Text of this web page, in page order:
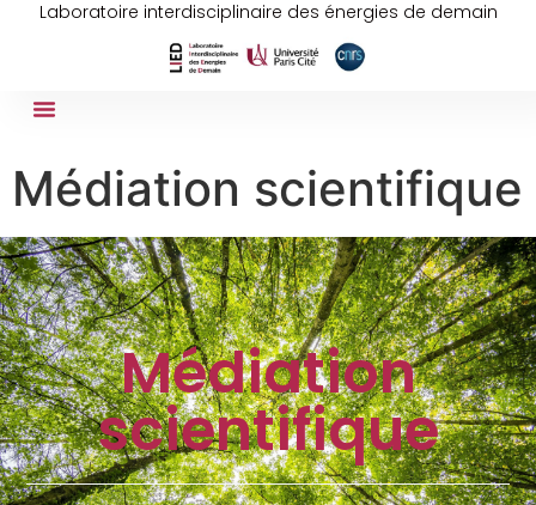
Laboratoire interdisciplinaire des énergies de demain
Médiation scientifique
Médiation
scientifique